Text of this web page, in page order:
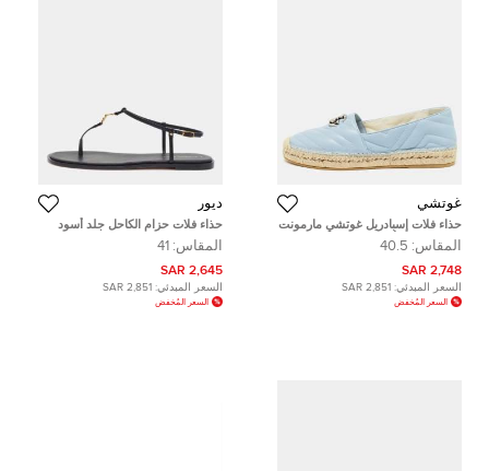
غوتشي
حذاء فلات إسبادريل غوتشي مارمونت
جلد ماتلاسيه أزرق مقاس 40.5
المقاس: 40.5
2,748 SAR
السعر المبدئي: 2,851 SAR
السعر المُخفض
ديور
حذاء فلات حزام الكاحل جلد أسود
ديور سيست مقاس 41
المقاس: 41
2,645 SAR
السعر المبدئي: 2,851 SAR
السعر المُخفض